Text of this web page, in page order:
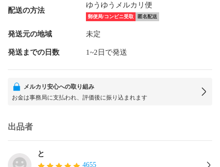
配送の方法
ゆうゆうメルカリ便
郵便局/コンビニ受取 匿名配送
発送元の地域 未定
発送までの日数 1~2日で発送
メルカリ安心への取り組み
お金は事務局に支払われ、評価後に振り込まれます
出品者
と
4655